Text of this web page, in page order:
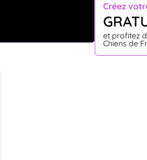
Créez
et profitez
Chiens de